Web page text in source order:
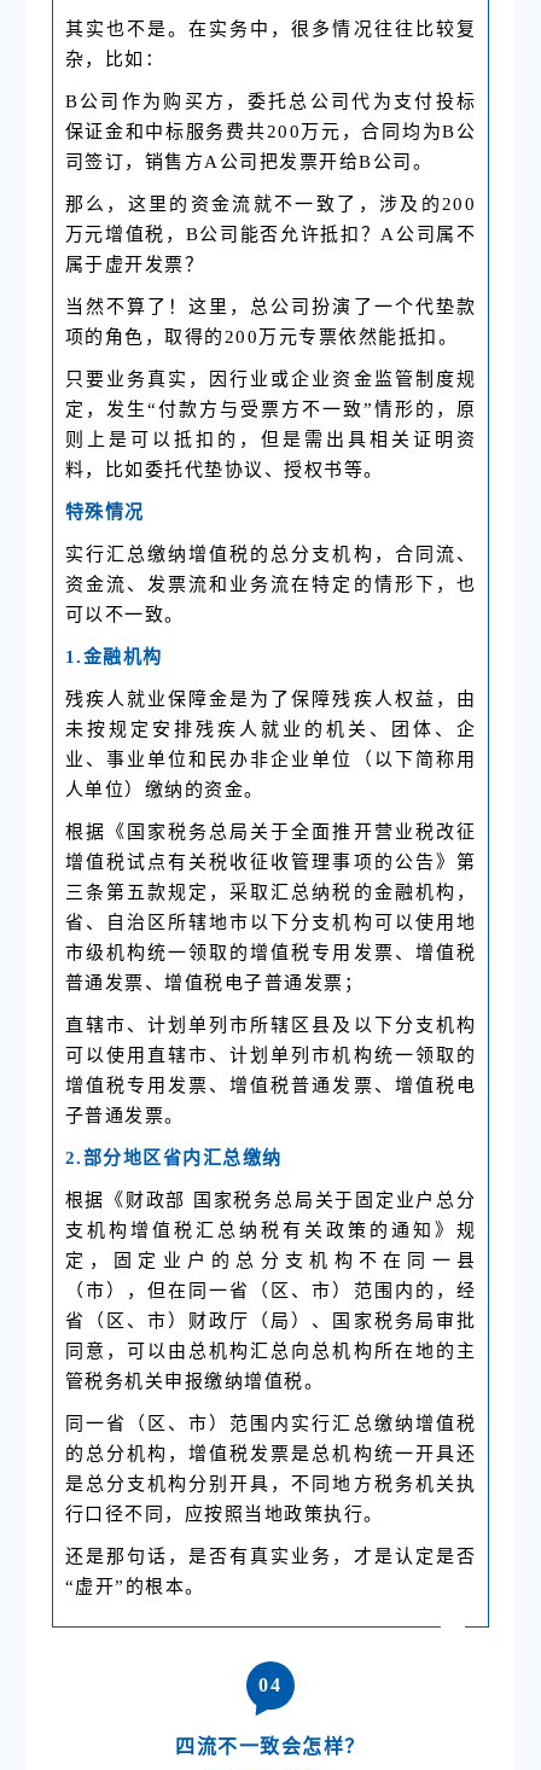
其实也不是。在实务中，很多情况往往比较复
杂，比如：
B公司作为购买方，委托总公司代为支付投标
保证金和 中标服务费共200万元，合同均为B公
司签订，销售方A公司把发票开给B公司。
那么，这里的资金流就不一致了，涉及的200
万元增值税，B公司能否允许抵扣？A公司属不
属于虚开发票？
当然不算了！这里，总公司扮演了一个代垫款
项的角色，取得的200万元专票依然能抵扣。
只要业务真实，因行业或企业资金监管制度规
定，发生“付款方与受票方不一致”情形的，原
则上是可以抵扣的，但是需出具相关证明资
料，比如委托代垫协议、授权书等。
特殊情况
实行汇总缴纳增值税的总分支机构，合同流、
资金流、发票流和业务流在特定的情形下，也
可以不一致。
1.金融机构
残疾人就业保障金是为了保障残疾人权益，由
未按规定安排残疾人就业的机关、团体、企
业、事业单位和民办非企业单位（以下简称用
人单位）缴纳的资金。
根据《国家税务总局关于全面推开营业税改征
增值税试点有关税收征收管理事项的公告》第
三条第五款规定，采取汇总纳税的金融机构，
省、自治区所辖地市以下分支机构可以使用地
市级机构统一领取的增值税专用发票、增值税
普通发票、增值税电子普通发票；
直辖市、计划单列市所辖区县及以下分支机构
可以使用直辖市、计划单列市机构统一领取的
增值税专用发票、增值税普通发票、增值税电
子普通发票。
2.部分地区省内汇总缴纳
根据《财政部 国家税务总局关于固定业户总分
支机构增值税汇总纳税有关政策的通知》规
定，固定业户的总分支机构不在同一县
（市），但在同一省（区、市）范围内的，经
省（区、市）财政厅（局）、国家税务局审批
同意，可以由总机构汇总向总机构所在地的主
管税务机关申报缴纳增值税。
同一省（区、市）范围内实行汇总缴纳增值税
的总分机构，增值税发票是总机构统一开具还
是总分支机构分别开具，不同地方税务机关执
行口径不同，应按照当地政策执行。
还是那句话，是否有真实业务，才是认定是否
“虚开”的根本。
04
四流不一致会怎样？